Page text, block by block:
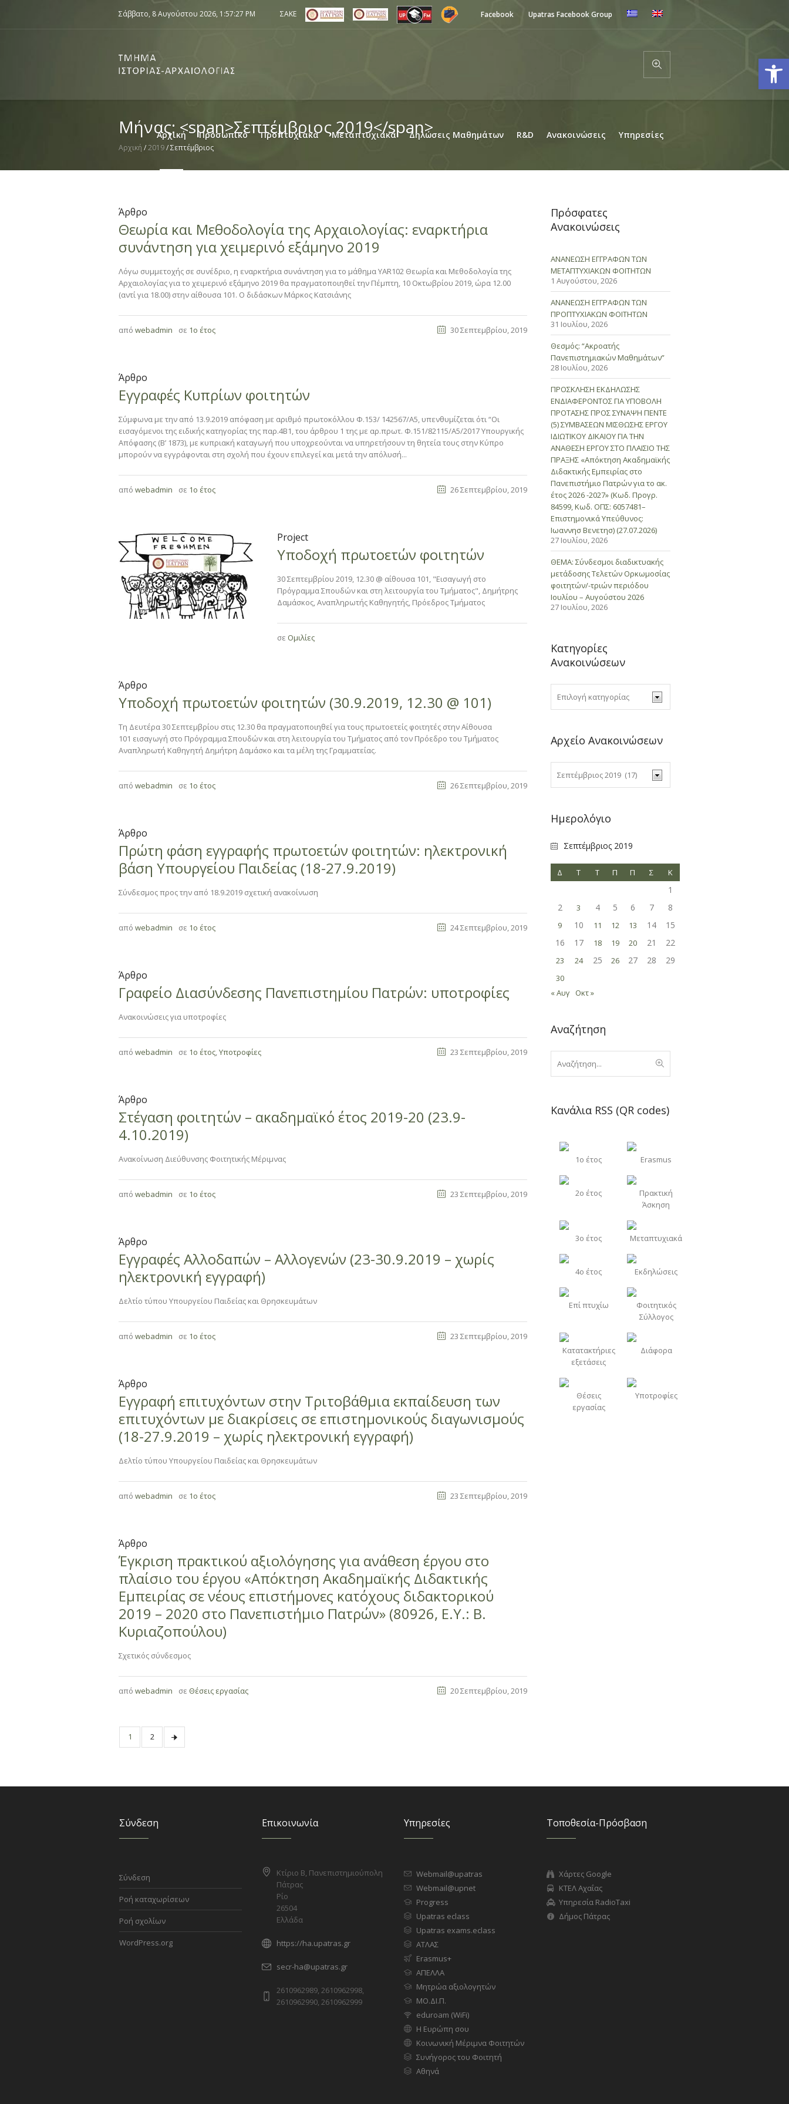
Facebook Upatras Facebook Group
Σάββατο, 8 Αυγούστου 2026, 1:57:27 PM ΣΑΚΕ
Αρχική Προσωπικό Προπτυχιακά Μεταπτυχιακά Δηλώσεις Μαθημάτων R&D Ανακοινώσεις Υπηρεσίες
Μήνας: <span>Σεπτέμβριος 2019</span>
Αρχική /2019/Σεπτέμβριος
Άρθρο
Θεωρία και Μεθοδολογία της Αρχαιολογίας: εναρκτήρια
συνάντηση για χειμερινό εξάμηνο 2019
Λόγω συμμετοχής σε συνέδριο, η εναρκτήρια συνάντηση για το μάθημα YAR102 Θεωρία και Μεθοδολογία της
Αρχαιολογίας για το χειμερινό εξάμηνο 2019 θα πραγματοποιηθεί την Πέμπτη, 10 Οκτωβρίου 2019, ώρα 12.00
(αντί για 18.00) στην αίθουσα 101. Ο διδάσκων Μάρκος Κατσιάνης
30 Σεπτεμβρίου, 2019
από webadmin σε 1ο έτος
Άρθρο
Εγγραφές Κυπρίων φοιτητών
Σύμφωνα με την από 13.9.2019 απόφαση με αριθμό πρωτοκόλλου Φ.153/ 142567/Α5, υπενθυμίζεται ότι “Οι
εισαγόμενοι της ειδικής κατηγορίας της παρ.4Β1, του άρθρου 1 της με αρ.πρωτ. Φ.151/82115/A5/2017 Υπουργικής
Απόφασης (Β’ 1873), με κυπριακή καταγωγή που υποχρεούνται να υπηρετήσουν τη θητεία τους στην Κύπρο
μπορούν να εγγράφονται στη σχολή που έχουν επιλεγεί και μετά την απόλυσή...
26 Σεπτεμβρίου, 2019
από webadmin σε 1ο έτος
Project
Υποδοχή πρωτοετών φοιτητών
30 Σεπτεμβρίου 2019, 12.30 @ αίθουσα 101, "Εισαγωγή στο
Πρόγραμμα Σπουδών και στη λειτουργία του Τμήματος", Δημήτρης
Δαμάσκος, Αναπληρωτής Καθηγητής, Πρόεδρος Τμήματος
σε Ομιλίες
Άρθρο
Υποδοχή πρωτοετών φοιτητών (30.9.2019, 12.30 @ 101)
Τη Δευτέρα 30 Σεπτεμβρίου στις 12.30 θα πραγματοποιηθεί για τους πρωτοετείς φοιτητές στην Αίθουσα
101 εισαγωγή στο Πρόγραμμα Σπουδών και στη λειτουργία του Τμήματος από τον Πρόεδρο του Τμήματος
Αναπληρωτή Καθηγητή Δημήτρη Δαμάσκο και τα μέλη της Γραμματείας.
26 Σεπτεμβρίου, 2019
από webadmin σε 1ο έτος
Άρθρο
Πρώτη φάση εγγραφής πρωτοετών φοιτητών: ηλεκτρονική
βάση Υπουργείου Παιδείας (18-27.9.2019)
Σύνδεσμος προς την από 18.9.2019 σχετική ανακοίνωση
24 Σεπτεμβρίου, 2019
από webadmin σε 1ο έτος
Άρθρο
Γραφείο Διασύνδεσης Πανεπιστημίου Πατρών: υποτροφίες
Ανακοινώσεις για υποτροφίες
23 Σεπτεμβρίου, 2019
από webadmin σε 1ο έτος,Υποτροφίες
Άρθρο
Στέγαση φοιτητών – ακαδημαϊκό έτος 2019-20 (23.9-
4.10.2019)
Ανακοίνωση Διεύθυνσης Φοιτητικής Μέριμνας
23 Σεπτεμβρίου, 2019
από webadmin σε 1ο έτος
Άρθρο
Εγγραφές Αλλοδαπών – Αλλογενών (23-30.9.2019 – χωρίς
ηλεκτρονική εγγραφή)
Δελτίο τύπου Υπουργείου Παιδείας και Θρησκευμάτων
23 Σεπτεμβρίου, 2019
από webadmin σε 1ο έτος
Άρθρο
Εγγραφή επιτυχόντων στην Τριτοβάθμια εκπαίδευση των
επιτυχόντων με διακρίσεις σε επιστημονικούς διαγωνισμούς
(18-27.9.2019 – χωρίς ηλεκτρονική εγγραφή)
Δελτίο τύπου Υπουργείου Παιδείας και Θρησκευμάτων
23 Σεπτεμβρίου, 2019
από webadmin σε 1ο έτος
Άρθρο
Έγκριση πρακτικού αξιολόγησης για ανάθεση έργου στο
πλαίσιο του έργου «Απόκτηση Ακαδημαϊκής Διδακτικής
Εμπειρίας σε νέους επιστήμονες κατόχους διδακτορικού
2019 – 2020 στο Πανεπιστήμιο Πατρών» (80926, Ε.Υ.: Β.
Κυριαζοπούλου)
Σχετικός σύνδεσμος
20 Σεπτεμβρίου, 2019
από webadmin σε Θέσεις εργασίας
1 2
Πρόσφατες
Ανακοινώσεις
ΑΝΑΝΕΩΣΗ ΕΓΓΡΑΦΩΝ ΤΩΝ
ΜΕΤΑΠΤΥΧΙΑΚΩΝ ΦΟΙΤΗΤΩΝ
1 Αυγούστου, 2026
ΑΝΑΝΕΩΣΗ ΕΓΓΡΑΦΩΝ ΤΩΝ
ΠΡΟΠΤΥΧΙΑΚΩΝ ΦΟΙΤΗΤΩΝ
31 Ιουλίου, 2026
Θεσμός: “Ακροατής
Πανεπιστημιακών Μαθημάτων”
28 Ιουλίου, 2026
ΠΡΟΣΚΛΗΣΗ ΕΚΔΗΛΩΣΗΣ
ΕΝΔΙΑΦΕΡΟΝΤΟΣ ΓΙΑ ΥΠΟΒΟΛΗ
ΠΡΟΤΑΣΗΣ ΠΡΟΣ ΣΥΝΑΨΗ ΠΕΝΤΕ
(5) ΣΥΜΒΑΣΕΩΝ ΜΙΣΘΩΣΗΣ ΕΡΓΟΥ
ΙΔΙΩΤΙΚΟΥ ΔΙΚΑΙΟΥ ΓΙΑ ΤΗΝ
ΑΝΑΘΕΣΗ ΕΡΓΟΥ ΣΤΟ ΠΛΑΙΣΙΟ ΤΗΣ
ΠΡΑΞΗΣ «Απόκτηση Ακαδημαϊκής
Διδακτικής Εμπειρίας στο
Πανεπιστήμιο Πατρών για το ακ.
έτος 2026 -2027» (Κωδ. Προγρ.
84599, Κωδ. ΟΠΣ: 6057481–
Επιστημονικά Υπεύθυνος:
Ιωαννησ Βενετησ) (27.07.2026)
27 Ιουλίου, 2026
ΘΕΜΑ: Σύνδεσμοι διαδικτυακής
μετάδοσης Τελετών Ορκωμοσίας
φοιτητών/-τριών περιόδου
Ιουλίου – Αυγούστου 2026
27 Ιουλίου, 2026
Κατηγορίες
Ανακοινώσεων
Αρχείο Ανακοινώσεων
Ημερολόγιο
Σεπτέμβριος 2019
Δ Τ Τ Π Π Σ Κ
1
2
3 4 5 6 7 8
9 10 11 12 13 14
15
16
17 18 19 20 21 22
23 24 25 26 27 28 29
30
« Αυγ
Οκτ »
Αναζήτηση
Κανάλια RSS (QR codes)
1o έτος Erasmus
2o έτος
Πρακτική
Άσκηση
3o έτος Μεταπτυχιακά
4o έτος Εκδηλώσεις
Επί πτυχίω
Φοιτητικός
Σύλλογος
Κατατακτήριες
εξετάσεις
Διάφορα
Θέσεις
εργασίας
Υποτροφίες
Σύνδεση
Σύνδεση
Ροή καταχωρίσεων
Ροή σχολίων
WordPress.org
Επικοινωνία
Κτίριο Β, Πανεπιστημιούπολη
Πάτρας
Ρίο
26504
Ελλάδα
https://ha.upatras.gr
secr-ha@upatras.gr
2610962989, 2610962998,
2610962990, 2610962999
Υπηρεσίες
Webmail@upatras
Webmail@upnet
Progress
Upatras eclass
Upatras exams.eclass
ΑΤΛΑΣ
Erasmus+
ΑΠΕΛΛΑ
Μητρώα αξιολογητών
ΜΟ.ΔΙ.Π.
eduroam (WiFi)
Η Ευρώπη σου
Κοινωνική Μέριμνα Φοιτητών
Συνήγορος του Φοιτητή
Αθηνά
Τοποθεσία-Πρόσβαση
Χάρτες Google
ΚΤΕΛ Αχαΐας
Υπηρεσία RadioTaxi
Δήμος Πάτρας